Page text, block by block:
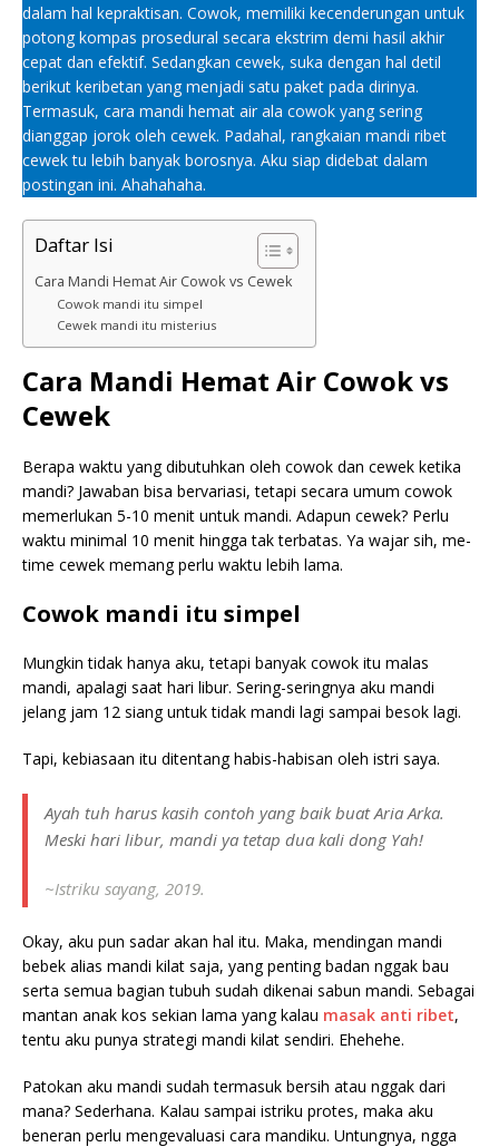
dalam hal kepraktisan. Cowok, memiliki kecenderungan untuk
potong kompas prosedural secara ekstrim demi hasil akhir
cepat dan efektif. Sedangkan cewek, suka dengan hal detil
berikut keribetan yang menjadi satu paket pada dirinya.
Termasuk, cara mandi hemat air ala cowok yang sering
dianggap jorok oleh cewek. Padahal, rangkaian mandi ribet
cewek tu lebih banyak borosnya. Aku siap didebat dalam
postingan ini. Ahahahaha.
Daftar Isi
Cara Mandi Hemat Air Cowok vs Cewek
Cowok mandi itu simpel
Cewek mandi itu misterius
Cara Mandi Hemat Air Cowok vs
Cewek
Berapa waktu yang dibutuhkan oleh cowok dan cewek ketika
mandi? Jawaban bisa bervariasi, tetapi secara umum cowok
memerlukan 5-10 menit untuk mandi. Adapun cewek? Perlu
waktu minimal 10 menit hingga tak terbatas. Ya wajar sih, me-
time cewek memang perlu waktu lebih lama.
Cowok mandi itu simpel
Mungkin tidak hanya aku, tetapi banyak cowok itu malas
mandi, apalagi saat hari libur. Sering-seringnya aku mandi
jelang jam 12 siang untuk tidak mandi lagi sampai besok lagi.
Tapi, kebiasaan itu ditentang habis-habisan oleh istri saya.
Ayah tuh harus kasih contoh yang baik buat Aria Arka.
Meski hari libur, mandi ya tetap dua kali dong Yah!
~Istriku sayang, 2019.
Okay, aku pun sadar akan hal itu. Maka, mendingan mandi
bebek alias mandi kilat saja, yang penting badan nggak bau
serta semua bagian tubuh sudah dikenai sabun mandi. Sebagai
mantan anak kos sekian lama yang kalau masak anti ribet,
tentu aku punya strategi mandi kilat sendiri. Ehehehe.
Patokan aku mandi sudah termasuk bersih atau nggak dari
mana? Sederhana. Kalau sampai istriku protes, maka aku
beneran perlu mengevaluasi cara mandiku. Untungnya, ngga